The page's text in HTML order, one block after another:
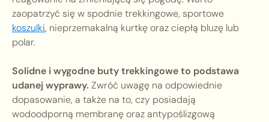
zaopatrzyć się w spodnie trekkingowe, sportowe
koszulki, nieprzemakalną kurtkę oraz ciepłą bluzę lub
polar.
Solidne i wygodne buty trekkingowe to podstawa
udanej wyprawy. Zwróć uwagę na odpowiednie
dopasowanie, a także na to, czy posiadają
wodoodporną membranę oraz antypoślizgową